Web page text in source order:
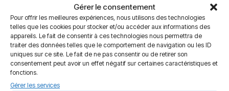
Gérer le consentement
Pour offrir les meilleures expériences, nous utilisons des technologies
telles que les cookies pour stocker et/ou accéder aux informations des
appareils. Le fait de consentir à ces technologies nous permettra de
traiter des données telles que le comportement de navigation ou les ID
uniques sur ce site. Le fait de ne pas consentir ou de retirer son
consentement peut avoir un effet négatif sur certaines caractéristiques et
fonctions.
Gérer les services
Jazz Aqua Sensitive – 1 flacon
de 350 ml + 1 étui
12.90€
Renu MPS – 1 flacon de 360 ml
+ 1 étui
12.80€